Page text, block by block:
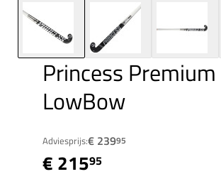
Princess
LowBow
Adviesprijs:€ 23995
€ 21595